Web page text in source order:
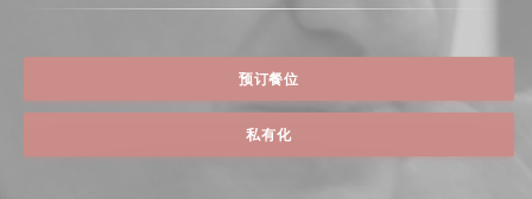
预订餐位
私有化